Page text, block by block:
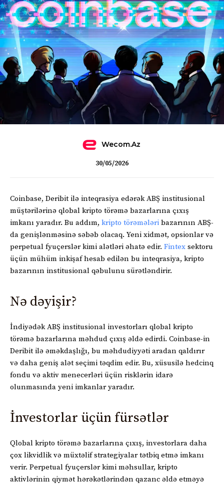
Wecom.az
30/05/2026
Coinbase, Deribit ilə inteqrasiya edərək ABŞ institusional
müştərilərinə qlobal kripto törəmə bazarlarına çıxış
imkanı yaradır. Bu addım, kripto törəmələri bazarının ABŞ-
da genişlənməsinə səbəb olacaq. Yeni xidmət, opsionlar və
perpetual fyuçerslər kimi alətləri əhatə edir. Fintex sektoru
üçün mühüm inkişaf hesab edilən bu inteqrasiya, kripto
bazarının institusional qəbulunu sürətləndirir.
Nə dəyişir?
İndiyədək ABŞ institusional investorları qlobal kripto
törəmə bazarlarına məhdud çıxış əldə edirdi. Coinbase-in
Deribit ilə əməkdaşlığı, bu məhdudiyyəti aradan qaldırır
və daha geniş alət seçimi təqdim edir. Bu, xüsusilə hedcinq
fondu və aktiv menecerləri üçün risklərin idarə
olunmasında yeni imkanlar yaradır.
İnvestorlar üçün fürsətlər
Qlobal kripto törəmə bazarlarına çıxış, investorlara daha
çox likvidlik və müxtəlif strategiyalar tətbiq etmə imkanı
verir. Perpetual fyuçerslər kimi məhsullar, kripto
aktivlərinin qiymət hərəkətlərindən qazanc əldə etməyə